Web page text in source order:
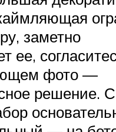
заметно
ее,
фото —
решение.